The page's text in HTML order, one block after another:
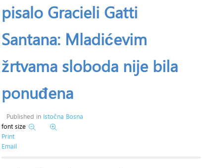
pisalo Gracieli Gatti
Santana: Mladićevim
žrtvama sloboda nije bila
ponuđena
Published in Istočna Bosna
font size
Print
Email